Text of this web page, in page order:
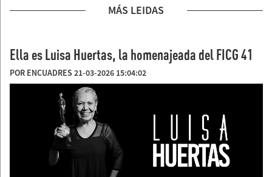
MÁS LEIDAS
Ella es Luisa Huertas, la homenajeada del FICG 41
POR ENCUADRES 21-03-2026 15:04:02